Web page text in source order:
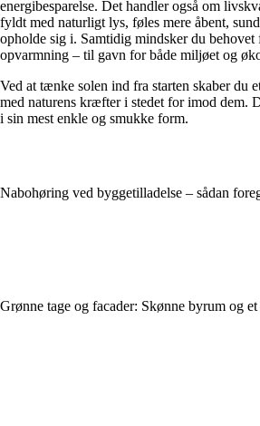
energibesparelse. Det handler også om
fyldt med naturligt lys, føles mere åbent,
opholde sig i. Samtidig mindsker du
opvarmning – til gavn for både miljøet og
Ved at tænke solen ind fra starten skaber du
med naturens kræfter i stedet for imod dem.
i sin mest enkle og smukke form.
Nabohøring ved byggetilladelse – sådan
Grønne tage og facader: Skønne byrum og